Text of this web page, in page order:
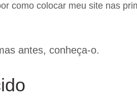
como colocar meu site nas
antes, conheça-o.